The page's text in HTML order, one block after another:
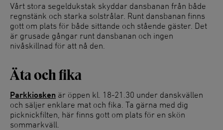
Vårt stora segeldukstak skyddar dansbanan från både
regnstänk och starka solstrålar. Runt dansbanan finns
gott om plats för både sittande och stående gäster. Det
är grusade gångar runt dansbanan och ingen
nivåskillnad för att nå den.
Äta och fika
Parkkiosken är öppen kl. 18-21.30 under danskvällen
och säljer enklare mat och fika. Ta gärna med dig
picknickfilten, här finns gott om plats för en skön
sommarkväll.